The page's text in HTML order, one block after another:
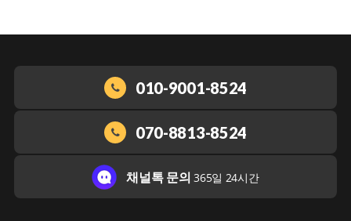
010-9001-8524
070-8813-8524
채널톡 문의365일 24시간